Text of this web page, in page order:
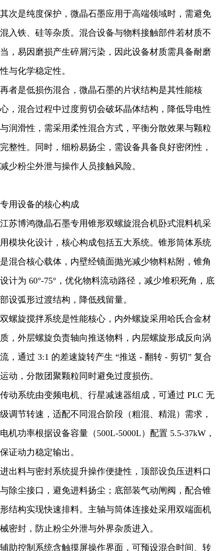
其次是纯度保护，微晶石墨应用于高端领域时，需避免
混入铁、硅等杂质。混合设备与物料接触部件若材质不
当，易因磨损产生碎屑污染，因此设备材质需具备耐磨
性与化学稳定性。
再者是低损伤混合，微晶石墨的片状结构是其性能核
心，混合过程中过度剪切会破坏晶体结构，降低导电性
与润滑性，需采用柔性混合方式，平衡分散效果与颗粒
完整性。同时，细粉易扬尘，需设备具备良好密闭性，
减少粉尘外泄与操作人员接触风险。
专用设备的核心构成
江苏博鸿微晶石墨专用锥形双螺旋混合机卧式混料机采
用模块化设计，核心构成包括五大系统。锥形筒体系统
是混合核心载体，内壁经镜面抛光减少物料粘附，锥角
设计为 60°-75°，优化物料流动路径，减少堆积死角，底
部设弧形过渡结构，降低残留量。
双螺旋搅拌系统是性能核心，内外螺旋采用哈氏合金材
质，外层螺旋负责轴向推送物料，内层螺旋形成反向涡
流，通过 3:1 的差速旋转产生 “推送 - 翻转 - 剪切” 复合
运动，分散团聚颗粒同时避免过度损伤。
传动系统由变频电机、行星减速器组成，可通过 PLC 无
级调节转速，适配不同混合阶段（粗混、精混）需求，
电机功率根据设备容量（500L-5000L）配置 5.5-37kW，
保证动力稳定输出。
进出料与密封系统提升操作便捷性，顶部设负压进料口
与除尘接口，避免进料扬尘；底部装气动闸阀，配合锥
形结构实现快速排料。主轴与筒体连接处采用双端面机
械密封，防止粉尘外泄与外界杂质进入。
辅助控制系统含触摸屏操作界面，可预设混合时间、转